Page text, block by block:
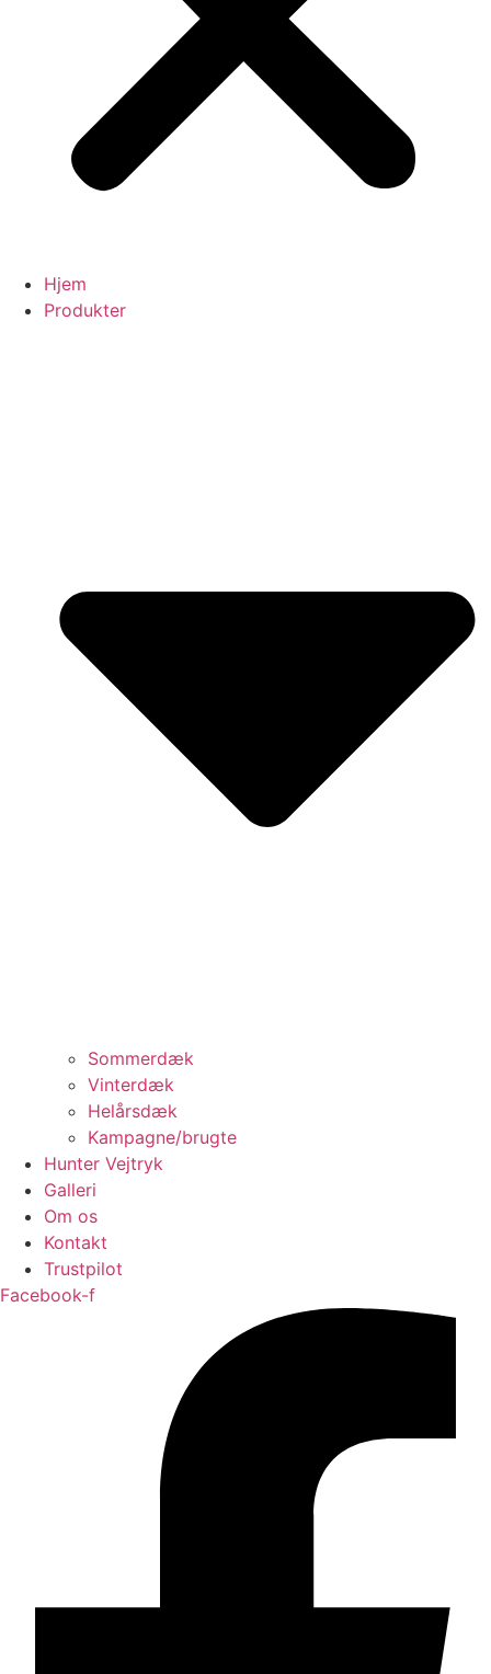
Hjem
Produkter
Sommerdæk
Vinterdæk
Helårsdæk
Kampagne/brugte
Hunter Vejtryk
Galleri
Om os
Kontakt
Trustpilot
Facebook-f